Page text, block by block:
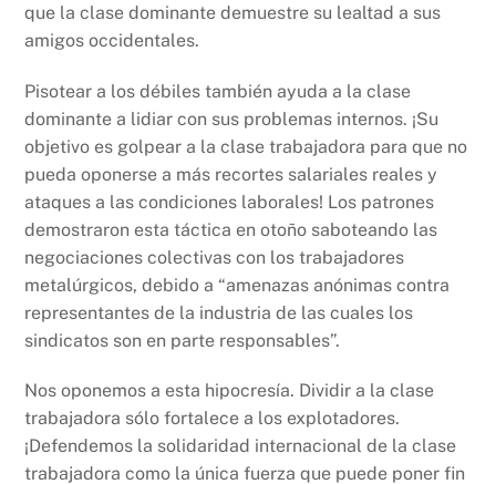
que la clase dominante demuestre su lealtad a sus
amigos occidentales.
Pisotear a los débiles también ayuda a la clase
dominante a lidiar con sus problemas internos. ¡Su
objetivo es golpear a la clase trabajadora para que no
pueda oponerse a más recortes salariales reales y
ataques a las condiciones laborales! Los patrones
demostraron esta táctica en otoño saboteando las
negociaciones colectivas con los trabajadores
metalúrgicos, debido a “amenazas anónimas contra
representantes de la industria de las cuales los
sindicatos son en parte responsables”.
Nos oponemos a esta hipocresía. Dividir a la clase
trabajadora sólo fortalece a los explotadores.
¡Defendemos la solidaridad internacional de la clase
trabajadora como la única fuerza que puede poner fin